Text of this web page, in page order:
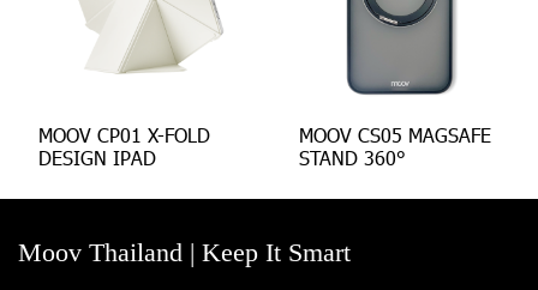
MOOV CP01 X-FOLD
DESIGN IPAD
MOOV CS05 MAGSAFE
STAND 360°
Moov Thailand | Keep It Smart